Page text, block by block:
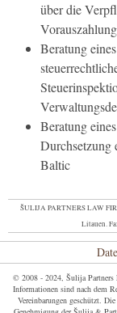
über die
Beratung
Beratung
Durchsetzung
Baltic
ŠULIJA PARTNERS LAW
Litauen.
© 2008 - 2024, Šulija Partners
Informationen sind nach dem
Vereinbarungen geschützt.